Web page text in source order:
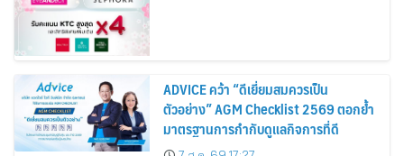
ADVICE คว้า “ดีเยี่ยมสมควรเป็น
ตัวอย่าง” AGM Checklist 2569 ตอกย้ำ
มาตรฐานการกำกับดูแลกิจการที่ดี